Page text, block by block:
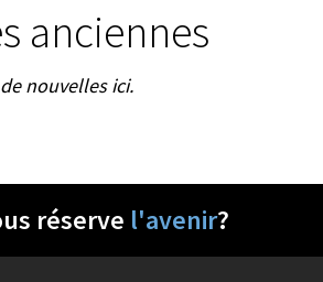
anciennes
nouvelles ici.
réserve l'avenir?